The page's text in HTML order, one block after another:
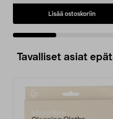
Lisää ostoskoriin
Tavalliset asiat